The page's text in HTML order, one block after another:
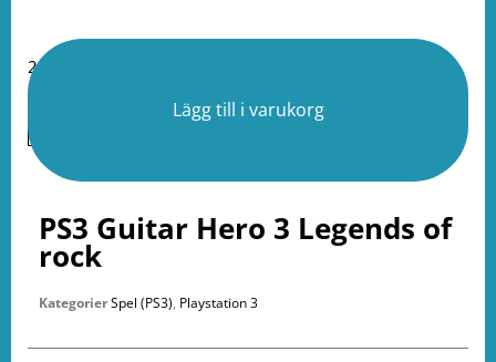
2 i lager
Lägg till i varukorg
PS3 Guitar Hero 3 Legends of
rock
KategorierSpel (PS3), Playstation 3